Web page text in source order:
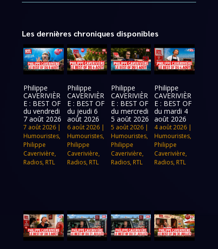
Les dernières chroniques disponibles
Philippe
CAVERIVIÈR
E : BEST OF
du vendredi
7 août 2026
7 août 2026 |
Humouristes,
Philippe
Caverivière,
Radios, RTL
Philippe
CAVERIVIÈR
E : BEST OF
du jeudi 6
août 2026
6 août 2026|
Humouristes,
Philippe
Caverivière,
Radios, RTL
Philippe
CAVERIVIÈR
E : BEST OF
du mercredi
5 août 2026
5 août 2026|
Humouristes,
Philippe
Caverivière,
Radios, RTL
Philippe
CAVERIVIÈR
E : BEST OF
du mardi 4
août 2026
4 août 2026 |
Humouristes,
Philippe
Caverivière,
Radios, RTL